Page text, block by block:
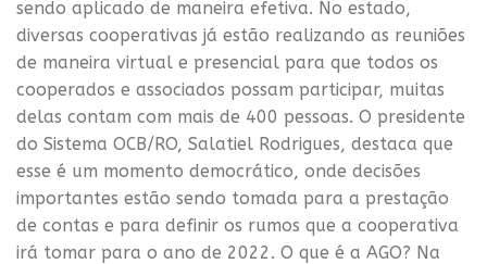
sendo aplicado de maneira efetiva. No estado,
diversas cooperativas já estão realizando as reuniões
de maneira virtual e presencial para que todos os
cooperados e associados possam participar, muitas
delas contam com mais de 400 pessoas. O presidente
do Sistema OCB/RO, Salatiel Rodrigues, destaca que
esse é um momento democrático, onde decisões
importantes estão sendo tomada para a prestação
de contas e para definir os rumos que a cooperativa
irá tomar para o ano de 2022. O que é a AGO? Na